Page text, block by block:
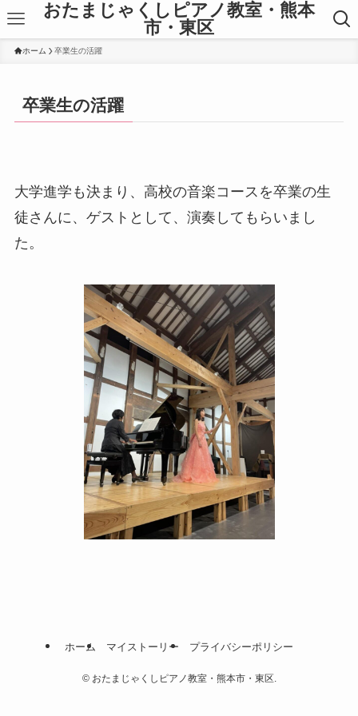
おたまじゃくしピアノ教室・熊本
市・東区
ホーム 卒業生の活躍
卒業生の活躍
大学進学も決まり、高校の音楽コースを卒業の生
徒さんに、ゲストとして、演奏してもらいまし
た。
ホーム マイストーリー プライバシーポリシー
©おたまじゃくしピアノ教室・熊本市・東区.